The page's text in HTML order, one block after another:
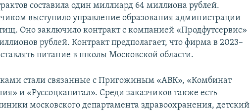
составила один миллиард 64 миллиона рублей.
выступило управление образования администрации
Оно заключило контракт с компанией «Продфутсервис»
рублей. Контракт предполагает, что фирма в 2023–
питание в школы Московской области.
стали связанные с Пригожиным «АВК», «Комбинат
и «Руссоцкапитал». Среди заказчиков также есть
московского департамента здравоохранения, детский